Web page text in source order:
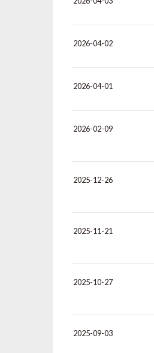
2026-04-02
2026-04-01
2026-02-09
2025-12-26
2025-11-21
2025-10-27
2025-09-03